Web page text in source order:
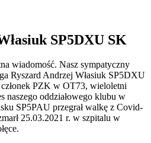
SP5DXU SK
wiadomość. Nasz sympatyczny
Ryszard Andrzej Własiuk SP5DXU
PZK w OT73, wieloletni
naszego oddziałowego klubu w
SP5PAU przegrał walkę z Covid-
25.03.2021 r. w szpitalu w